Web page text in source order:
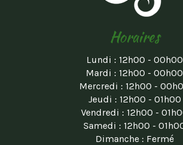
Horaires
Lundi : 12h00 - 00h00
Mardi : 12h00 - 00h00
Mercredi : 12h00 -
Jeudi : 12h00 - 01h00
Vendredi : 12h00 -
Samedi : 12h00 -
Dimanche : Fermé